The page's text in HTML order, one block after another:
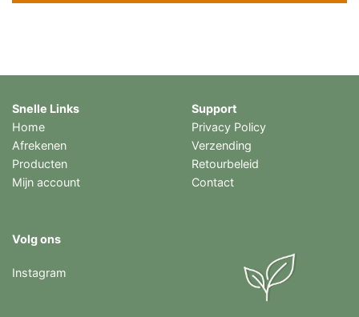
Snelle Links
Home
Afrekenen
Producten
Mijn account
Support
Privacy Policy
Verzending
Retourbeleid
Contact
Volg ons
Instagram